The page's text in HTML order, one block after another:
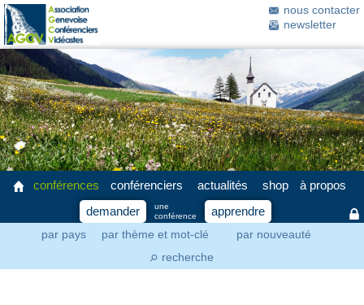
nous contacter
newsletter
conférences
par pays par thème et mot-clé par nouveauté
⚲ recherche
conférenciers actualités shop
à propos
demander
une
conférence
apprendre